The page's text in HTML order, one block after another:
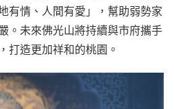
有情、人間有愛」，幫助弱勢家
。未來佛光山將持續與市府攜手
打造更加祥和的桃園。